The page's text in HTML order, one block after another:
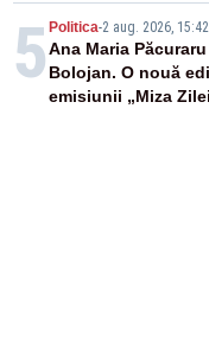
5 Politica-2 aug. 2026, 15:42
Ana Maria
Bolojan. O nouă
emisiunii „Miza